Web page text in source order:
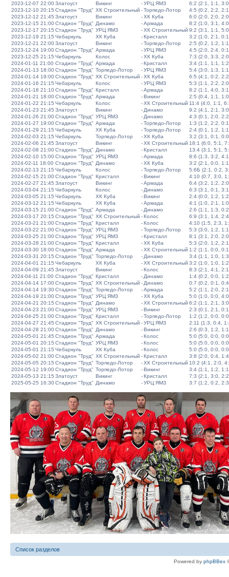
2023-12-07 22:00Златоуст Викинг -УРЦ ЯМЗ
6:2 (2:1, 1:1,
2023-12-10 20:15 Стадион "Труд" ХК Строительный -Торпедо-Лотор
4:5 (0:2, 2:2,
2023-12-12 21:45 Златоуст Викинг -ХК Куба
6:0 (2:0, 2:0,
2023-12-15 21:00Стадион "Труд" Динамо -Армада
8:2 (1:0, 3:1,
2023-12-17 20:15 Стадион "Труд" УРЦ ЯМЗ -ХК Строительный 9:2 (3:1, 1:1,
2023-12-19 21:15 Чебаркуль ХК Куба -Кристалл
3:2 (1:0, 2:1,
2023-12-21 22:00Златоуст Викинг -Торпедо-Лотор
2:5 (0:2, 1:2,
2023-12-24 19:00Стадион "Труд" Армада -УРЦ ЯМЗ
4:5 (2:0, 2:4,
2023-12-25 21:15 Чебаркуль Колос -ХК Куба
7:3 (2:0, 3:3,
2024-01-11 21:00 Стадион "Труд" Армада -Кристалл
3:4 (1:1, 1:1,
2024-01-13 18:00Стадион "Труд" Торпедо-Лотор -УРЦ ЯМЗ
5:4 (3:0, 1:3,
2024-01-14 19:00Стадион "Труд" ХК Строительный -ХК Куба
6:5 (4:1, 0:2,
2024-01-16 21:15 Чебаркуль Колос -УРЦ ЯМЗ
5:3 (1:1, 2:2,
2024-01-18 21:10Стадион "Труд" Кристалл -Армада
8:2 (1:1, 4:0,
2024-01-21 18:00Стадион "Труд" Армада -Викинг
2:5 (0:4, 1:1,
2024-01-22 21:15 Чебаркуль Колос -ХК Строительный 11:4 (4:0, 1:1,
2024-01-23 21:45 Златоуст Викинг - Динамо
9:2 (4:1, 2:1,
2024-01-26 21:00Стадион "Труд" УРЦ ЯМЗ - Динамо
4:3 (0:1, 2:0,
2024-01-27 19:00Стадион "Труд" Армада -Торпедо-Лотор
1:3 (1:2, 2:2,
2024-01-29 21:15 Чебаркуль ХК Куба -Торпедо-Лотор
2:4 (0:1, 1:2,
2024-02-03 21:15 Чебаркуль Торпедо-Лотор -ХК Куба
3:2 (3:1, 0:1,
2024-02-06 21:45 Златоуст Викинг -ХК Строительный 18:1 (6:0, 5:1,
2024-02-08 21:00Стадион "Труд" Динамо -Кристалл
13:4 (3:1, 5:1,
2024-02-10 15:00Стадион "Труд" УРЦ ЯМЗ -Армада
8:6 (1:3, 3:2,
2024-02-11 18:00 Стадион "Труд" Динамо -ХК Куба
3:2 (2:1, 0:0,
2024-02-13 21:15 Чебаркуль Колос -Торпедо-Лотор
5:6Б (2:1, 0:2,
2024-02-15 21:00Стадион "Труд" Кристалл -Викинг
4:10 (0:7, 3:0,
2024-02-27 21:45 Златоуст Викинг -Армада
6:4 (3:2, 1:2,
2024-03-04 21:15 Чебаркуль Колос - Динамо
6:3 (3:1, 0:1,
2024-03-05 21:15 Чебаркуль ХК Куба -Викинг
2:4 (0:0, 1:2,
2024-03-12 21:15 Чебаркуль ХК Куба -Армада
4:1 (1:0, 2:1,
2024-03-15 21:00Стадион "Труд" Армада - Динамо
2:6 (1:1, 1:3,
2024-03-17 20:15 Стадион "Труд" ХК Строительный -Колос
6:9 (3:1, 1:4,
2024-03-21 21:00Стадион "Труд" Кристалл -Колос
4:10 (1:5, 2:3,
2024-03-22 21:00Стадион "Труд" УРЦ ЯМЗ -Торпедо-Лотор
5:3 (3:0, 1:2,
2024-03-25 21:00Стадион "Труд" УРЦ ЯМЗ -Кристалл
8:1 (3:1, 2:0,
2024-03-28 21:00Стадион "Труд" Кристалл -ХК Куба
5:3 (2:0, 1:2,
2024-03-30 18:00Стадион "Труд" Армада -ХК Строительный 1:2 (1:1, 0:0,
2024-03-31 20:15 Стадион "Труд" Торпедо-Лотор - Динамо
3:4 (1:1, 1:0,
2024-04-01 21:15 Чебаркуль ХК Куба -ХК Строительный 3:2 (1:0, 1:0,
2024-04-09 21:45 Златоуст Викинг -Колос
8:3 (2:1, 4:1,
2024-04-11 21:00 Стадион "Труд" Кристалл - Динамо
1:4 (0:2, 0:0,
2024-04-14 17:00Стадион "Труд" ХК Строительный - Динамо
0:7 (0:2, 0:1,
2024-04-14 19:30Стадион "Труд" Торпедо-Лотор -Армада
5:2 (1:1, 2:0,
2024-04-19 21:00Стадион "Труд" УРЦ ЯМЗ -ХК Куба
5:0 (1:0, 0:0,
2024-04-21 20:15 Стадион "Труд" Динамо -ХК Строительный 6:2 (1:1, 2:1,
2024-04-23 21:00Стадион "Труд" УРЦ ЯМЗ -Викинг
2:3 (0:1, 2:1,
2024-04-25 21:00Стадион "Труд" Кристалл -Торпедо-Лотор
1:2 (1:2, 0:0,
2024-04-27 21:45 Стадион "Труд" ХК Строительный -УРЦ ЯМЗ
2:11 (1:3, 0:4,
2024-04-28 21:00Стадион "Труд" Динамо -Викинг
2:6 (0:3, 1:2,
2024-05-01 21:45 Стадион "Труд" Армада -Колос
5:0 (5:0, 0:0,
2024-05-01 20:15 Стадион "Труд" УРЦ ЯМЗ -Колос
5:0 (5:0, 0:0,
2024-05-01 21:15 Чебаркуль ХК Куба -Колос
5:0 (5:0, 0:0,
2024-05-02 21:00Стадион "Труд" ХК Строительный -Кристалл
3:8 (2:0, 0:4,
2024-05-05 20:15 Стадион "Труд" Торпедо-Лотор -ХК Строительный 10:2 (4:1, 2:0,
2024-05-12 19:00Стадион "Труд" Торпедо-Лотор -Викинг
3:4 (1:1, 1:2,
2024-05-13 21:15 Златоуст Викинг -Кристалл
7:3 (2:1, 3:0,
2025-05-25 16:30Стадион "Труд" Динамо -УРЦ ЯМЗ 3:7 (1:2, 0:2,
Список разделов
Powered by phpBBex